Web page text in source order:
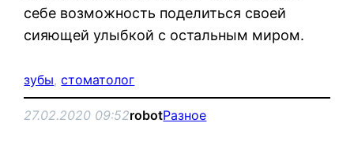
себе возможность поделиться своей
сияющей улыбкой с остальным миром.
зубы, стоматолог
27.02.2020 09:52robotРазное